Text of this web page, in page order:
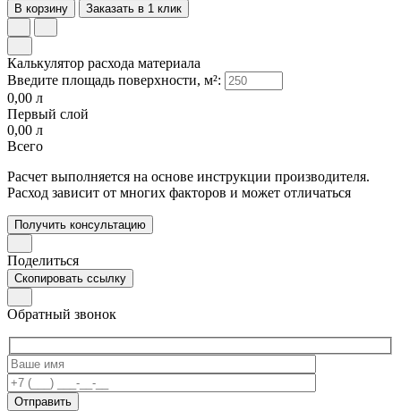
В корзину Заказать в 1 клик
Калькулятор расхода материала
Введите площадь поверхности, м²:
0,00 л
Первый слой
0,00 л
Всего
Расчет выполняется на основе инструкции производителя.
Расход зависит от многих факторов и может отличаться
Получить консультацию
Поделиться
Скопировать ссылку
Обратный звонок